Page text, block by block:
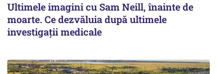
Ultimele imagini cu Sam Neill, înainte de
moarte. Ce dezvăluia după ultimele
investigații medicale